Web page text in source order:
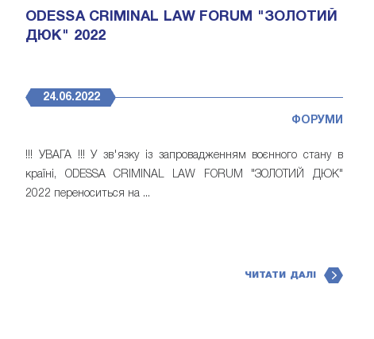
ODESSA CRIMINAL LAW FORUM "ЗОЛОТИЙ
ДЮК" 2022
24.06.2022
ФОРУМИ
!!! УВАГА !!! У зв'язку із запровадженням воєнного стану в
країні, ODESSA CRIMINAL LAW FORUM "ЗОЛОТИЙ ДЮК"
2022 переноситься на ...
ЧИТАТИ ДАЛІ